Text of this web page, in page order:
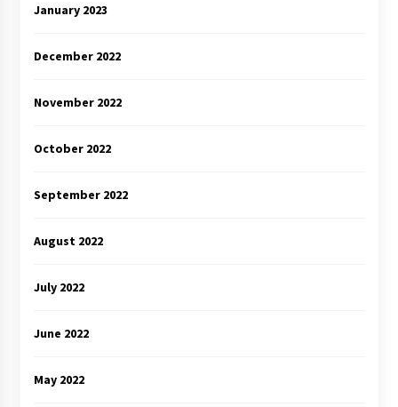
January 2023
December 2022
November 2022
October 2022
September 2022
August 2022
July 2022
June 2022
May 2022